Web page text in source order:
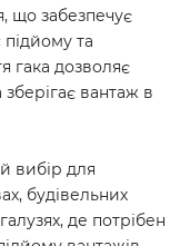
що забезпечує
підйому та
гака дозволяє
вантаж в
вибір для
будівельних
де потрібен